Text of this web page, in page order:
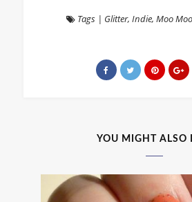
Tags| Glitter, Indie, Moo
YOU MIGHT ALSO